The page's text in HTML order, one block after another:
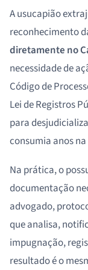
A usucapião
reconhecimento
diretamente no
necessidade de
Código de
Lei de Registros
para
consumia anos
Na prática, o
documentação
advogado,
que analisa,
impugnação,
resultado é o